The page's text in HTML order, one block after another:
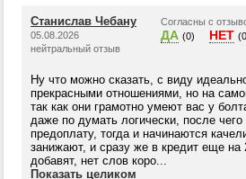
Станислав Чебану
05.08.2026
нейтральный отзыв
Согласны с
ДА (0) НЕТ
Ну что можно сказать, с виду
прекрасными отношениями, но на
так как они грамотно умеют вас у
даже по думать логически, после
предоплату, тогда и начинаются
занижают, и сразу же в кредит еще на
добавят, нет слов коро...
Показать целиком